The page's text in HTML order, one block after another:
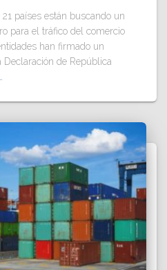
21 países están buscando un
para el tráfico del comercio
han firmado un
de República